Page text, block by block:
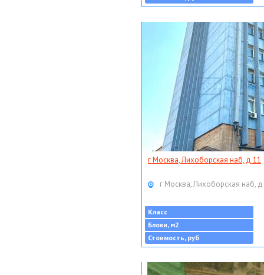
г Москва, Лихоборская наб, д 11
г Москва, Лихоборская наб,
Класс
Блоки, м2
Стоимость, руб